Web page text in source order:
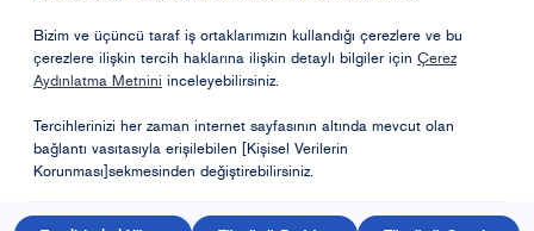
Bizim ve üçüncü taraf iş ortaklarımızın kullandığı çerezlere ve bu
çerezlere ilişkin tercih haklarına ilişkin detaylı bilgiler için Çerez
Aydınlatma Metnini inceleyebilirsiniz.
Tercihlerinizi her zaman internet sayfasının altında mevcut olan
bağlantı vasıtasıyla erişilebilen [Kişisel Verilerin
Korunması]sekmesinden değiştirebilirsiniz.
Kişisel Verilerin Korunması Bilgi Toplumu Hizmetleri